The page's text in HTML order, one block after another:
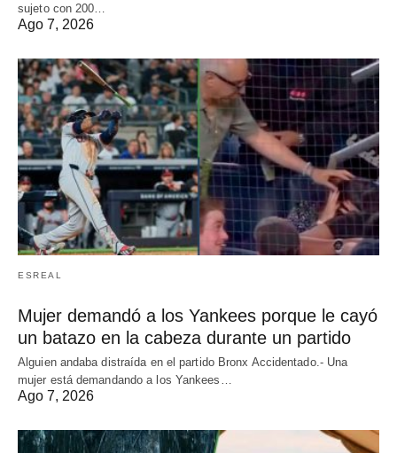
sujeto con 200…
Ago 7, 2026
ESREAL
Mujer demandó a los Yankees porque le cayó
un batazo en la cabeza durante un partido
Alguien andaba distraída en el partido Bronx Accidentado.- Una
mujer está demandando a los Yankees…
Ago 7, 2026